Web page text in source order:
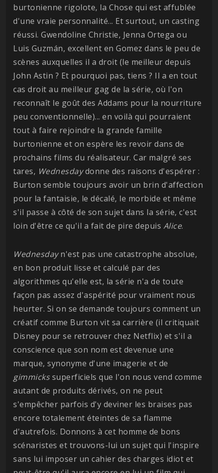
burtonienne rigolote, la Chose qui est affublée
d'une vraie personnalité... Et surtout, un casting
réussi. Gwendoline Christie, Jenna Ortega ou
Luis Guzmán, excellent en Gomez dans le peu de
scènes auxquelles il a droit (le meilleur depuis
John Astin ? Et pourquoi pas, tiens ? Il a en tout
cas droit au meilleur gag de la série, où l'on
reconnaît le goût des Addams pour la nourriture
peu conventionnelle)... en voilà qui pourraient
tout à faire rejoindre la grande famille
burtonienne et on espère les revoir dans de
prochains films du réalisateur. Car malgré ses
tares, Wednesdaydonne des raisons d'espérer :
Burton semble toujours avoir un brin d'affection
pour la fantaisie, le décalé, le morbide et même
s'il passe à côté de son sujet dans la série, c'est
loin d'être ce qu'il a fait de pire depuis Alice.
Wednesdayn'est pas une catastrophe absolue,
en bon produit lisse et calculé par des
algorithmes qu'elle est, la série n'a de toute
façon pas assez d'aspérité pour vraiment nous
heurter. Si on se demande toujours comment un
créatif comme Burton vit sa carrière (il critiquait
Disney pour se retrouver chez Netflix) et s'il a
conscience que son nom est devenue une
marque, synonyme d'une imagerie et de
gimmickssuperficiels que l'on nous vend comme
autant de produits dérivés, on ne peut
s'empêcher parfois d'y deviner les braises pas
encore totalement éteintes de sa flamme
d'autrefois. Donnons à cet homme de bons
scénaristes et trouvons-lui un sujet qui l'inspire
sans lui imposer un cahier des charges idiot et